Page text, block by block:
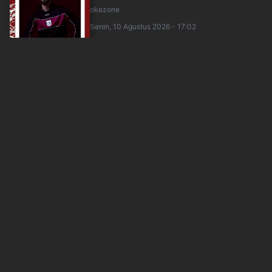
okezone
Senin, 10 Agustus 2026 - 17:02